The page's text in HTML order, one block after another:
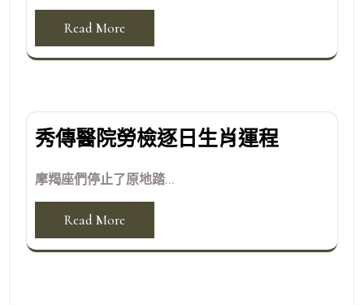
Read More
秀傳醫院勞檢逐日生肖運程
摩羯座們停止了原地踏...
Read More